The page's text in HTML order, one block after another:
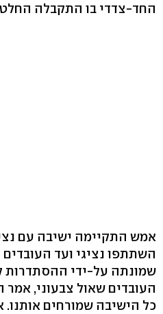
החד-צדדי בו התקבלה
אמש התקיימה ישיבה עם
השתתפו נציגי ועד העובדים
שמונתה על-ידי ההסתדרות
העובדים שאול צבעוני, אמר
כל הישיבה שמורחים אותנו.